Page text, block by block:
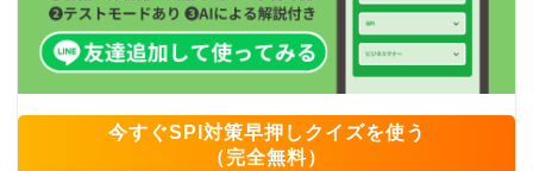
今すぐSPI対策早押しクイズを使う
（完全無料）